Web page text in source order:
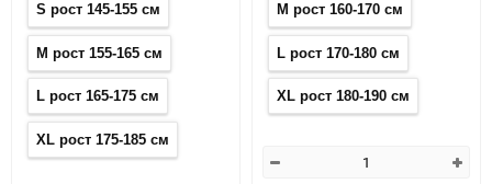
S рост 145-155 см
M рост 155-165 см
L рост 165-175 см
XL рост 175-185 см
M рост 160-170 см
L рост 170-180 см
XL рост 180-190 см